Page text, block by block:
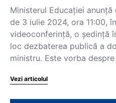
Ministerul Educației
de 3 iulie 2024, ora 11:00,
videoconferință, o ședință
loc dezbaterea publică a
ministru. Este vorba
Vezi articolul